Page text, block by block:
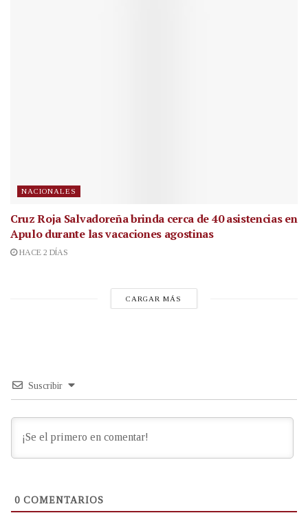
NACIONALES
Cruz Roja Salvadoreña brinda cerca de 40 asistencias en
Apulo durante las vacaciones agostinas
HACE 2 DÍAS
CARGAR MÁS
Suscribir
0 COMENTARIOS